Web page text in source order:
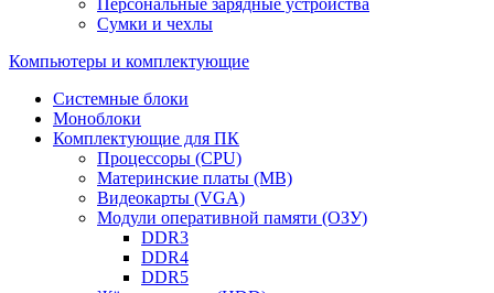
Сумки и чехлы
Компьютеры и комплектующие
Системные блоки
Моноблоки
Комплектующие для ПК
Процессоры (CPU)
Материнские платы (MB)
Видеокарты (VGA)
Модули оперативной памяти (ОЗУ)
DDR3
DDR4
DDR5